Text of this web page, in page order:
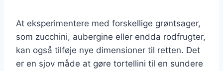
At eksperimentere med forskellige grøntsager,
som zucchini, aubergine eller endda rodfrugter,
kan også tilføje nye dimensioner til retten. Det
er en sjov måde at gøre tortellini til en sundere